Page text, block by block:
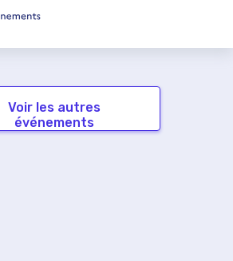
Voir les autres
événements